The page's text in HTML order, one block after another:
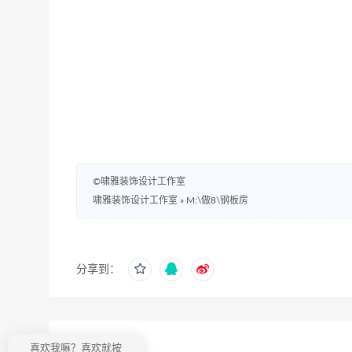
©啸雅装饰设计工作室
啸雅装饰设计工作室 » M:\做8\钢板房
分享到：
上一篇
喜欢我嘛？喜欢就按